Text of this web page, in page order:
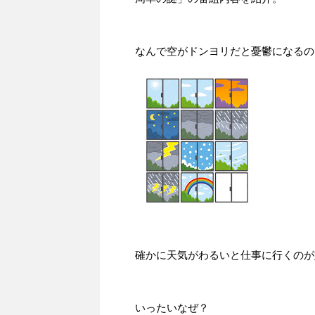
なんで空がドンヨリだと憂鬱になるの
確かに天気がわるいと仕事に行くのが
いったいなぜ？